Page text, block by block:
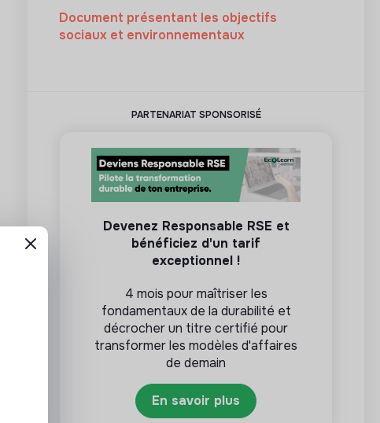
Document présentant les objectifs
sociaux et environnementaux
PARTENARIAT SPONSORISÉ
Devenez Responsable RSE et
bénéficiez d'un tarif
exceptionnel !
4 mois pour maîtriser les
fondamentaux de la durabilité et
décrocher un titre certifié pour
transformer les modèles d'affaires
de demain
En savoir plus